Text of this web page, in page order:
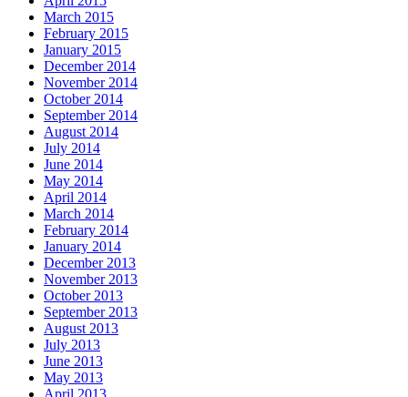
March 2015
February 2015
January 2015
December 2014
November 2014
October 2014
September 2014
August 2014
July 2014
June 2014
May 2014
April 2014
March 2014
February 2014
January 2014
December 2013
November 2013
October 2013
September 2013
August 2013
July 2013
June 2013
May 2013